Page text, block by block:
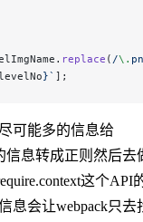
replace ( /\.
}` ];
可能多的信息给
信息转成正则然后去
这个API
息会让webpack只去